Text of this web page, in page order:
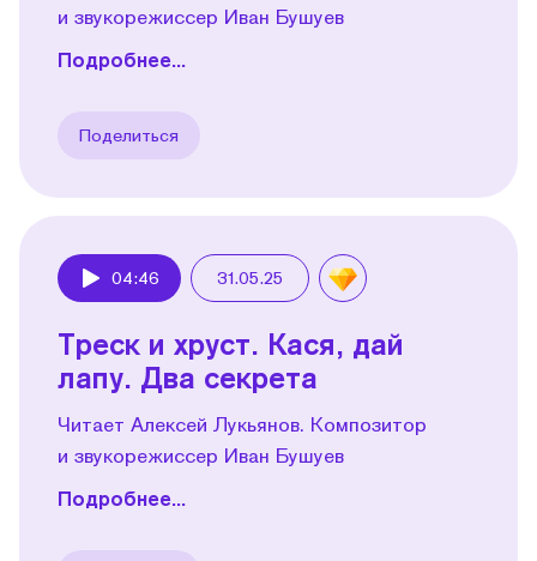
и звукорежиссер Иван Бушуев
Подробнее...
Поделиться
04:46 31.05.25
Треск и хруст. Кася, дай
лапу. Два секрета
Читает Алексей Лукьянов. Композитор
и звукорежиссер Иван Бушуев
Подробнее...